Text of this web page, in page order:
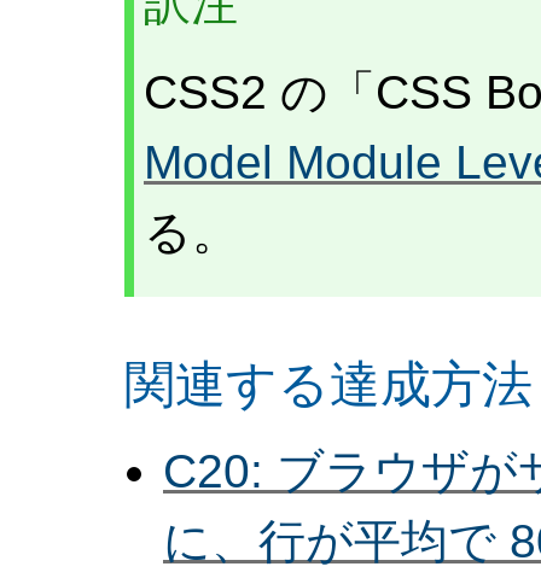
CSS2 の「CSS
Model Module
る。
関連する達成方法
C20: ブラウザが
に、行が平均で